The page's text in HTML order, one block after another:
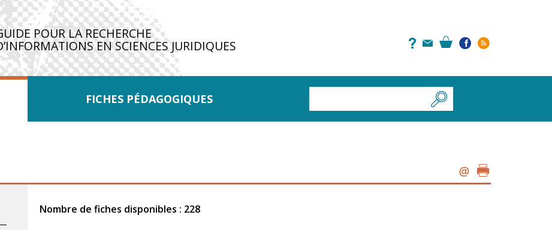
POUR LA RECHERCHE
EN SCIENCES JURIDIQUES
FICHES PÉDAGOGIQUES
Nombre de fiches disponibles : 228